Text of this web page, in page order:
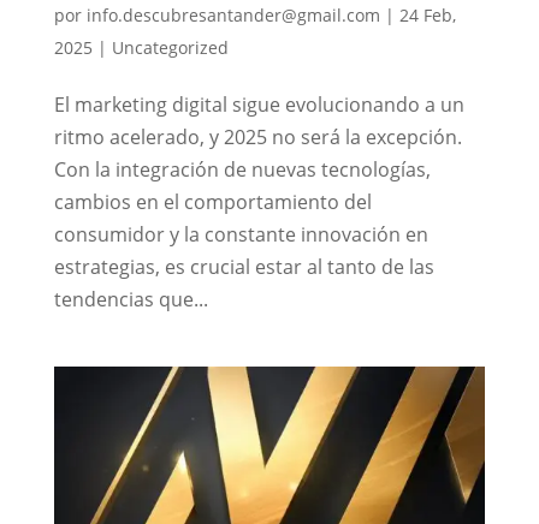
por info.descubresantander@gmail.com | 24 Feb,
2025 | Uncategorized
El marketing digital sigue evolucionando a un
ritmo acelerado, y 2025 no será la excepción.
Con la integración de nuevas tecnologías,
cambios en el comportamiento del
consumidor y la constante innovación en
estrategias, es crucial estar al tanto de las
tendencias que...